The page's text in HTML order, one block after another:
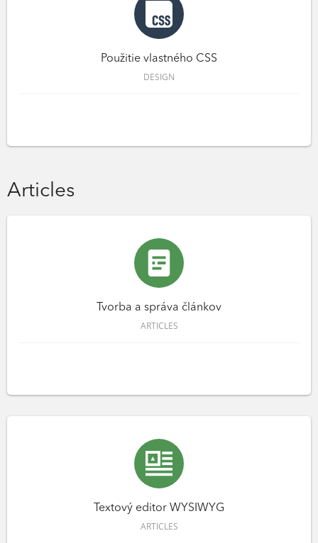
Použitie vlastného CSS
DESIGN
Articles
Tvorba a správa článkov
ARTICLES
Textový editor WYSIWYG
ARTICLES